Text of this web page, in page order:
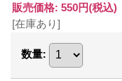
販売価格: 550円(税込)
[在庫あり]
数量: